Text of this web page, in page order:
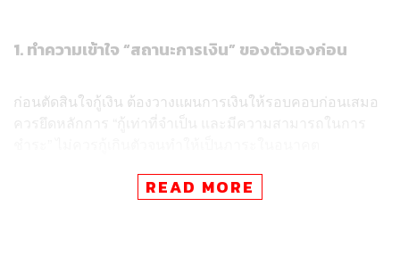
1. ทำความเข้าใจ “สถานะการเงิน” ของตัวเองก่อน
ก่อนตัดสินใจกู้เงิน ต้องวางแผนการเงินให้รอบคอบก่อนเสมอ
ควรยึดหลักการ “กู้เท่าที่จำเป็น และมีความสามารถในการ
คำนวณรายได้และค่าใช้จ่าย:ลองคำนวณดูว่าแต่ละ
READ MORE